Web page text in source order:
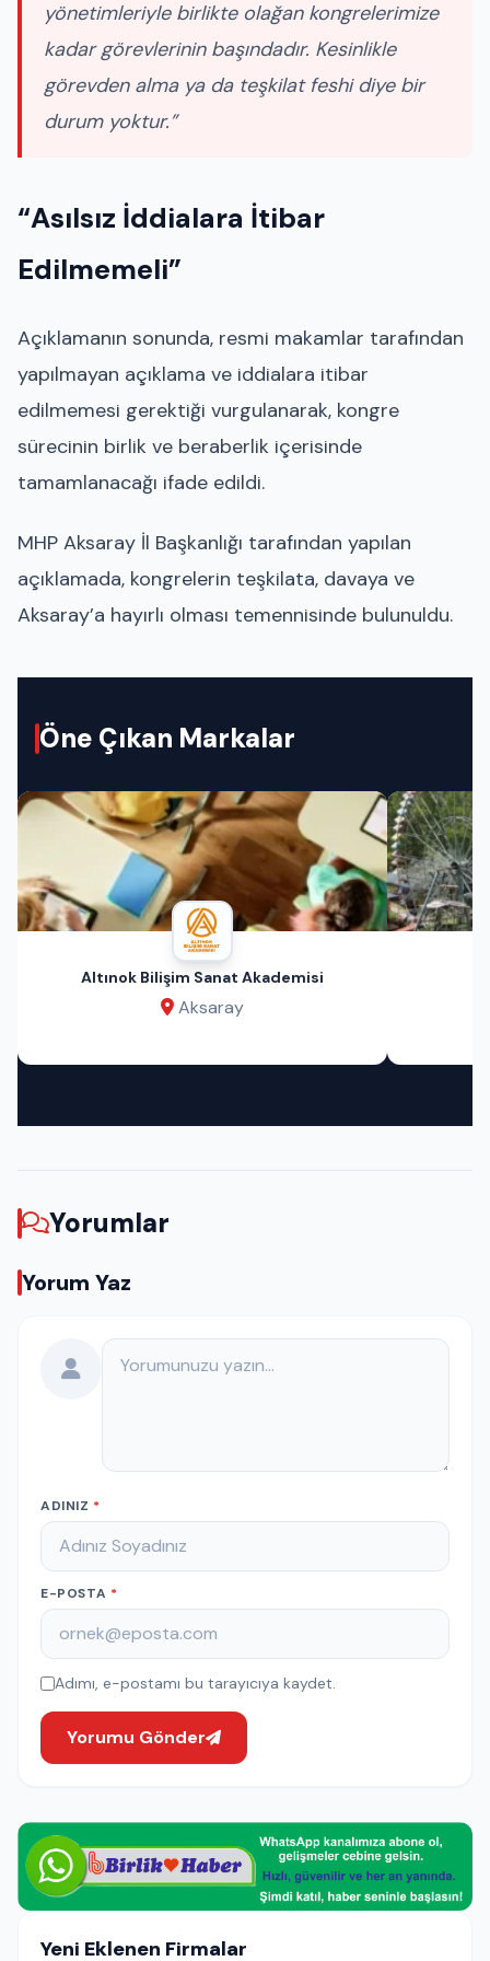
yönetimleriyle birlikte olağan kongrelerimize
kadar görevlerinin başındadır. Kesinlikle
görevden alma ya da teşkilat feshi diye bir
durum yoktur.”
“Asılsız İddialara İtibar
Edilmemeli”
Açıklamanın sonunda, resmi makamlar tarafından
yapılmayan açıklama ve iddialara itibar
edilmemesi gerektiği vurgulanarak, kongre
sürecinin birlik ve beraberlik içerisinde
tamamlanacağı ifade edildi.
MHP Aksaray İl Başkanlığı tarafından yapılan
açıklamada, kongrelerin teşkilata, davaya ve
Aksaray’a hayırlı olması temennisinde bulunuldu.
Öne Çıkan Markalar
Altınok Bilişim Sanat Akademisi
Aksaray
Yorumlar
Yorum Yaz
Yorumunuz
ADINIZ *
E-POSTA *
Adımı, e-postamı bu tarayıcıya kaydet.
Yorumu Gönder
Yeni Eklenen Firmalar